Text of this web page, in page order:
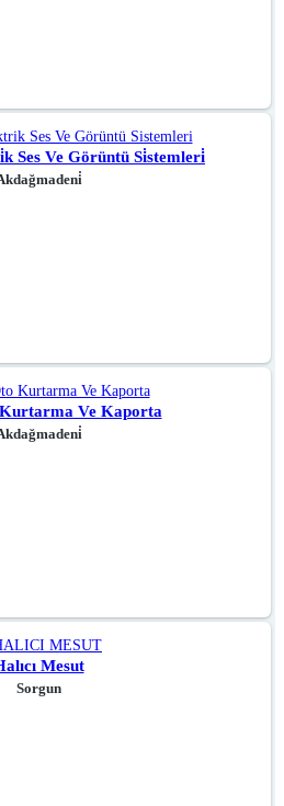
Ses Ve Görüntü Si̇stemleri̇
Ve Kaporta
Mesut
Sorgun